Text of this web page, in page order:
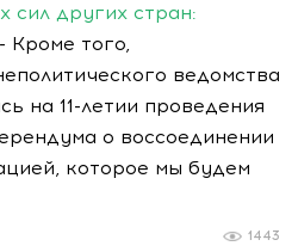
сил других стран:
- Кроме того,
ведомства
на 11-летии проведения
о воссоединении
которое мы будем
1443